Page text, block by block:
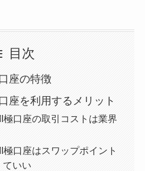
目次
座の特徴
座を利用するメリット
極口座の取引コストは業界
極口座はスワップポイント
ていい